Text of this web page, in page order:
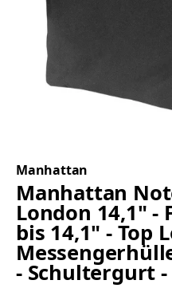
Manhattan
Manhattan
London 14,1" -
bis 14,1" - Top
- Schultergurt -